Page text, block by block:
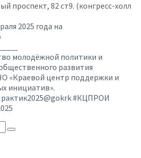
проспект, 82 ст9. (конгресс-холл
2025 года на
молодёжной политики и
развития
«Краевой центр поддержки и
инициатив».
#КЦПРОИ